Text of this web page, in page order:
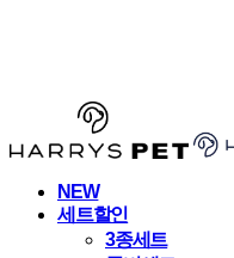
NEW
세트할인
3종세트